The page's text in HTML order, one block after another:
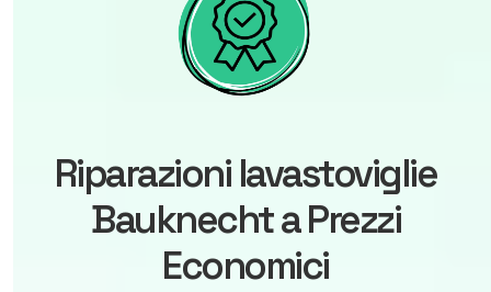
Riparazioni lavastoviglie
Bauknecht a Prezzi
Economici